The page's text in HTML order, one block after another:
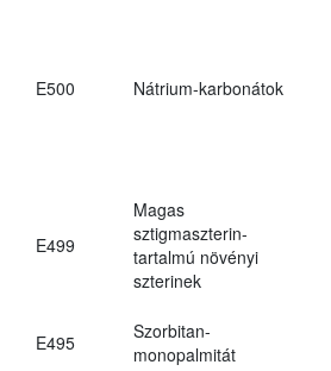
E500 Nátrium-karbonátok
E499
Magas
sztigmaszterin-
tartalmú növényi
szterinek
E495
Szorbitan-
monopalmitát